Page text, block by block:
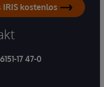
IRIS kostenlos
17 47-0